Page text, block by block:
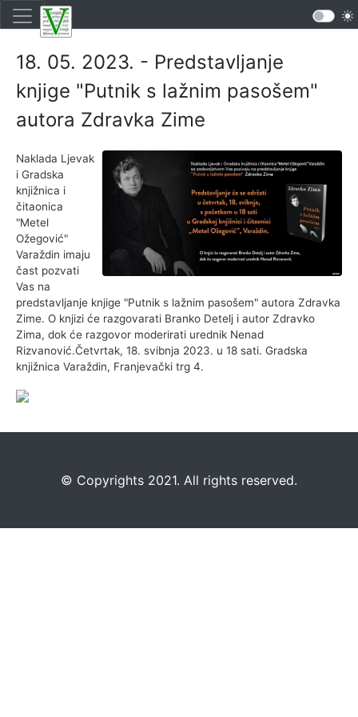
18. 05. 2023. - Predstavljanje
knjige "Putnik s lažnim pasošem"
autora Zdravka Zime
Naklada Ljevak
i Gradska
knjižnica i
čitaonica
"Metel
Ožegović"
Varaždin imaju
čast pozvati
Vas na
predstavljanje knjige "Putnik s lažnim pasošem" autora Zdravka
Zime. O knjizi će razgovarati Branko Detelj i autor Zdravko
Zima, dok će razgovor moderirati urednik Nenad
Rizvanović.Četvrtak, 18. svibnja 2023. u 18 sati. Gradska
knjižnica Varaždin, Franjevački trg 4.
©️ Copyrights 2021. All rights reserved.